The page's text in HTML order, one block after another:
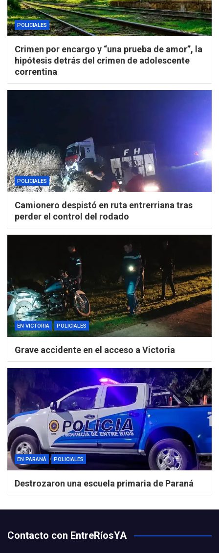
POLICIALES
Crimen por encargo y “una prueba de amor”, la
hipótesis detrás del crimen de adolescente
correntina
POLICIALES
Camionero despistó en ruta entrerriana tras
perder el control del rodado
EN VICTORIA POLICIALES
Grave accidente en el acceso a Victoria
EN PARANÁ POLICIALES
Destrozaron una escuela primaria de Paraná
Contacto con EntreRíosYA